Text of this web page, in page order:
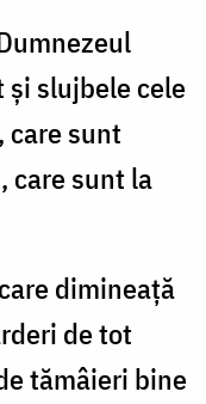
şi slujbele cele
care sunt
care sunt la
dimineaţă
de tot
tămâieri bine